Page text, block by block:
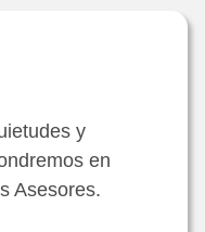
y
en
Asesores.